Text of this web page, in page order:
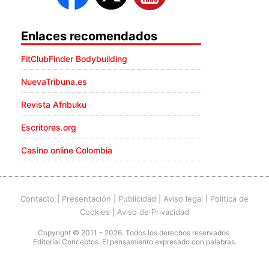
Enlaces recomendados
FitClubFinder Bodybuilding
NuevaTribuna.es
Revista Afribuku
Escritores.org
Casino online Colombia
Contacto Presentación Publicidad Aviso legal
Política de
Cookies
Aviso de Privacidad
Copyright © 2011 - 2026. Todos los derechos reservados.
Editorial Conceptos. El pensamiento expresado con palabras.